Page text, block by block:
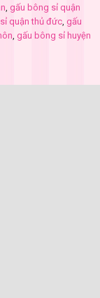
, gấu bông sỉ quận
quận thủ đức, gấu
, gấu bông sỉ huyện